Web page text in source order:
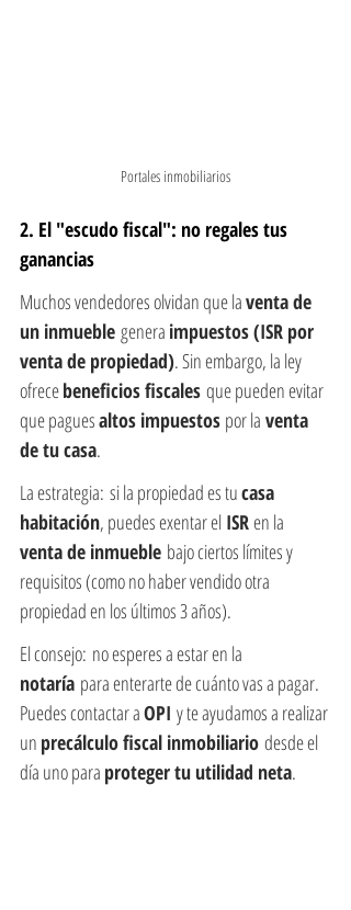
Portales inmobiliarios
2. El "escudo fiscal": no regales tus
ganancias
Muchos vendedores olvidan que la venta de
un inmueble genera impuestos (ISR por
venta de propiedad). Sin embargo, la ley
ofrece beneficios fiscales que pueden evitar
que pagues altos impuestos por la venta
de tu casa.
La estrategia: si la propiedad es tu casa
habitación, puedes exentar el ISR en la
venta de inmueble bajo ciertos límites y
requisitos (como no haber vendido otra
propiedad en los últimos 3 años).
El consejo: no esperes a estar en la
notaría para enterarte de cuánto vas a pagar.
Puedes contactar a OPI y te ayudamos a realizar
un precálculo fiscal inmobiliario desde el
día uno para proteger tu utilidad neta.